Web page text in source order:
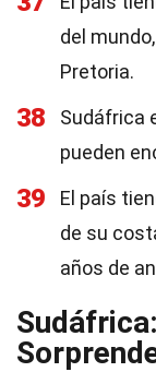
del
Pretoria.
38
Sudáfrica
pueden
39
El país
de su
años de